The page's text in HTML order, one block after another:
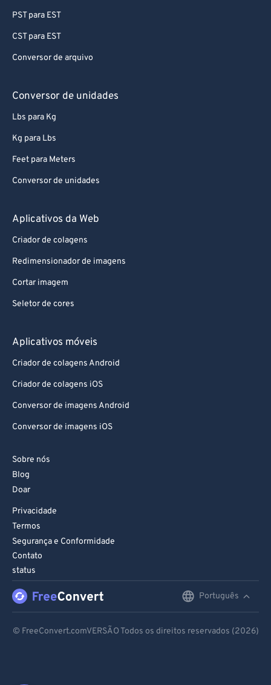
PST para EST
CST para EST
Conversor de arquivo
Conversor de unidades
Lbs para Kg
Kg para Lbs
Feet para Meters
Conversor de unidades
Aplicativos da Web
Criador de colagens
Redimensionador de imagens
Cortar imagem
Seletor de cores
Aplicativos móveis
Criador de colagens Android
Criador de colagens iOS
Conversor de imagens Android
Conversor de imagens iOS
Sobre nós
Blog
Doar
Privacidade
Termos
Segurança e Conformidade
Contato
status
Português
© FreeConvert.comVERSÃO Todos os direitos reservados (2026)